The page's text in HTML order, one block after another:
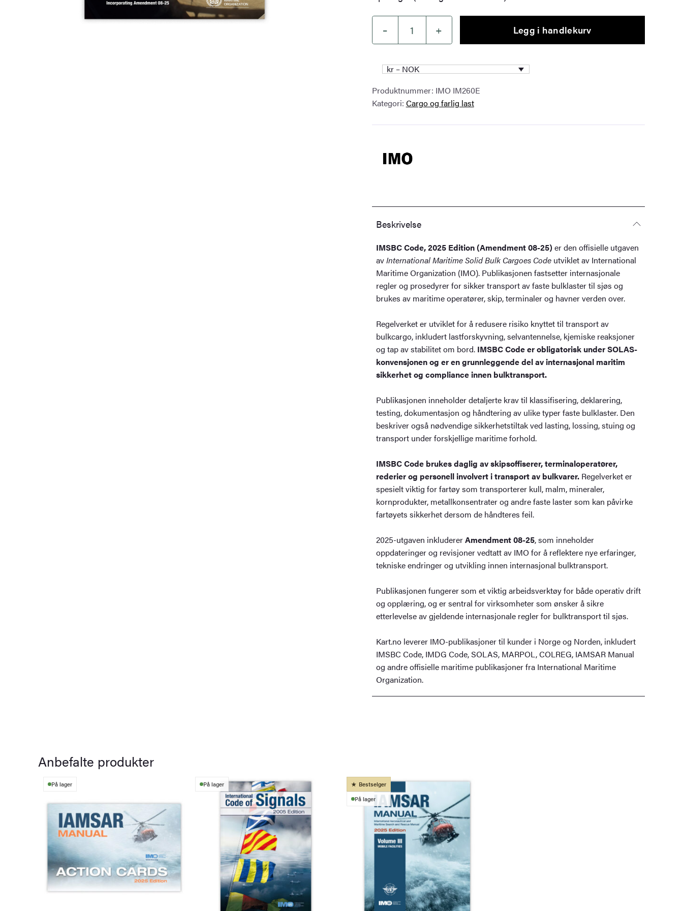
–
2025
Edition
(Amdt.
IMO
+ Legg i handlekurv
kr – NOK
Produktnummer: IMO IM260E
Kategori: Cargo og farlig last
Beskrivelse
IMSBC Code, 2025 Edition (Amendment 08-25)er den offisielle utgaven
avInternational Maritime Solid Bulk Cargoes Codeutviklet av International
Maritime Organization (IMO). Publikasjonen fastsetter internasjonale
regler og prosedyrer for sikker transport av faste bulklaster til sjøs og
brukes av maritime operatører, skip, terminaler og havner verden over.
Regelverket er utviklet for å redusere risiko knyttet til transport av
bulkcargo, inkludert lastforskyvning, selvantennelse, kjemiske reaksjoner
og tap av stabilitet om bord. IMSBC Code er obligatorisk under SOLAS-
konvensjonen og er en grunnleggende del av internasjonal maritim
sikkerhet og compliance innen bulktransport.
Publikasjonen inneholder detaljerte krav til klassifisering, deklarering,
testing, dokumentasjon og håndtering av ulike typer faste bulklaster. Den
beskriver også nødvendige sikkerhetstiltak ved lasting, lossing, stuing og
transport under forskjellige maritime forhold.
IMSBC Code brukes daglig av skipsoffiserer, terminaloperatører,
rederier og personell involvert i transport av bulkvarer.Regelverket er
spesielt viktig for fartøy som transporterer kull, malm, mineraler,
kornprodukter, metallkonsentrater og andre faste laster som kan påvirke
fartøyets sikkerhet dersom de håndteres feil.
2025-utgaven inkludererAmendment 08-25, som inneholder
oppdateringer og revisjoner vedtatt av IMO for å reflektere nye erfaringer,
tekniske endringer og utvikling innen internasjonal bulktransport.
Publikasjonen fungerer som et viktig arbeidsverktøy for både operativ drift
og opplæring, og er sentral for virksomheter som ønsker å sikre
etterlevelse av gjeldende internasjonale regler for bulktransport til sjøs.
Kart.no leverer IMO-publikasjoner til kunder i Norge og Norden, inkludert
IMSBC Code, IMDG Code, SOLAS, MARPOL, COLREG, IAMSAR Manual
og andre offisielle maritime publikasjoner fra International Maritime
Organization.
Anbefalte produkter
På lager På lager
Bestselger
På lager